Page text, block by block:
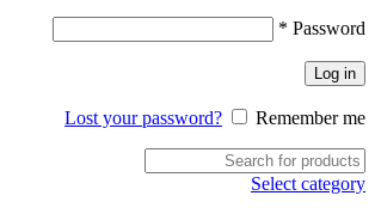
Password
*
Log in
Lost your password? Remember me
Select category